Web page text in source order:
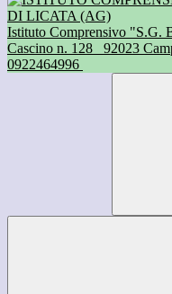
Istituto Comprensivo "S.G.
Cascino n. 128
92023
0922464996